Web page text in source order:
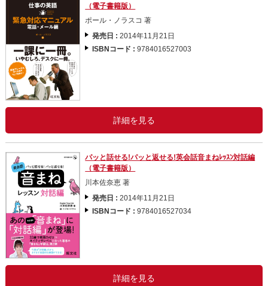
（電子書籍版）
ポール・ノラスコ 著
発売日 :2014年11月21日
ISBNコード :9784016527003
詳細を見る
パッと話せる!パッと返せる!英会話音まねﾚｯｽﾝ対話編
（電子書籍版）
川本佐奈恵 著
発売日 :2014年11月21日
ISBNコード :9784016527034
詳細を見る